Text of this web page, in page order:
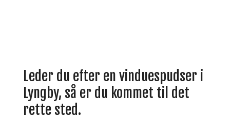
Leder du efter en vinduespudser i
Lyngby, så er du kommet til det
rette sted.